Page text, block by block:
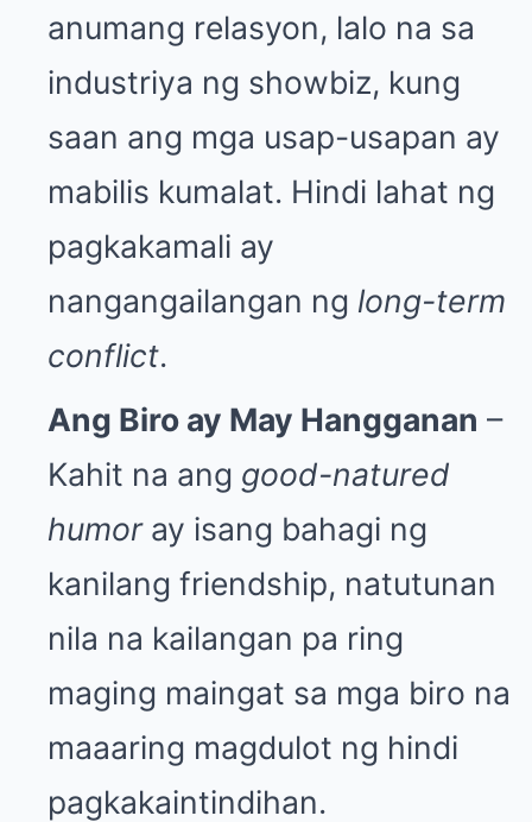
anumang relasyon, lalo na sa
industriya ng showbiz, kung
saan ang mga usap-usapan ay
mabilis kumalat. Hindi lahat ng
pagkakamali ay
nangangailangan ng long-term
conflict.
Ang Biro ay May Hangganan –
Kahit na ang good-natured
humoray isang bahagi ng
kanilang friendship, natutunan
nila na kailangan pa ring
maging maingat sa mga biro na
maaaring magdulot ng hindi
pagkakaintindihan.